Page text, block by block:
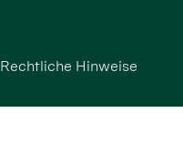
Rechtliche Hinweise